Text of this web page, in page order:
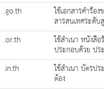
.go.th
ใช้เอกสารคำร้อ
สารสนเทศระดั
.or.th
ใช้สำเนา หนังสื
ประกอบด้วย ปร
.in.th
ใช้สำเนา บัตรป
ต้อง